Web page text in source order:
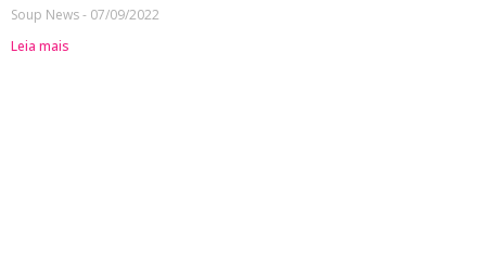
Soup News
07/09/2022
Leia mais